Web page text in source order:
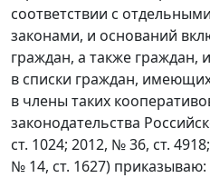
соответствии с
законами, и оснований
граждан, а также
в списки граждан,
в члены таких
законодательства
ст. 1024; 2012, № 36, ст.
№ 14, ст. 1627) приказываю: